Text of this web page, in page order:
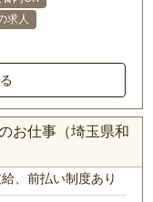
求人
お仕事（埼玉県和
、前払い制度あり